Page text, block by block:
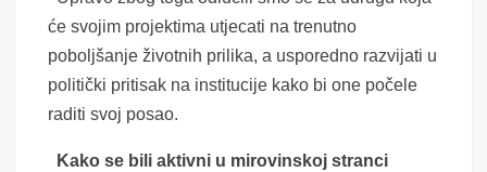
će svojim projektima utjecati na trenutno
poboljšanje životnih prilika, a usporedno razvijati u
politički pritisak na institucije kako bi one počele
raditi svoj posao.
Kako se bili aktivni u mirovinskoj stranci